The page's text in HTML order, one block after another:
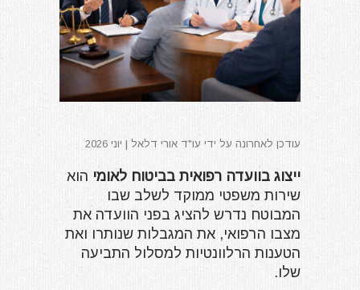
עודכן לאחרונה על ידי עו"ד אורי דלאל | יוני 2026
ייצוג בוועדה רפואית בביטוח לאומי הוא
שירות משפטי ממוקד לשלב שבו
המבוטח נדרש להציג בפני הוועדה את
מצבו הרפואי, את המגבלות שנותרו ואת
הטענות הרלוונטיות למסלול התביעה
שלו.